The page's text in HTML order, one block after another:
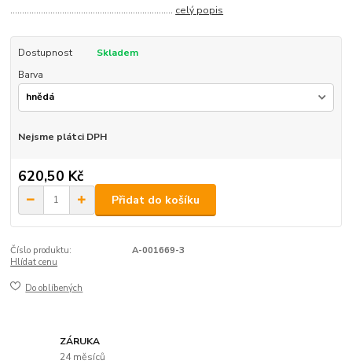
..................................................................... celý popis
Dostupnost
Skladem
Barva
Nejsme plátci DPH
620,50 Kč
Přidat do košíku
Číslo produktu:
A-001669-3
Hlídat cenu
Do oblíbených
ZÁRUKA
24 měsíců